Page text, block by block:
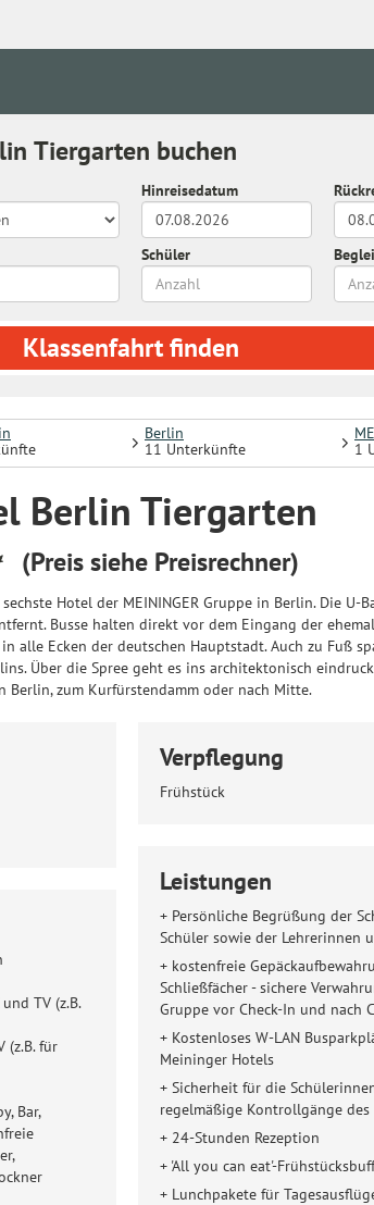
Tiergarten buchen
Hinreisedatum
Schüler
Klassenfahrtfinden
Berlin
11 Unterkünfte
1
Berlin Tiergarten
(Preis siehe Preisrechner)
Hotel der MEININGER Gruppe in Berlin. Die U-
Busse halten direkt vor dem Eingang der
alle Ecken der deutschen Hauptstadt. Auch zu Fuß
Über die Spree geht es ins architektonisch
zum Kurfürstendamm oder nach Mitte.
TV (z.B.
(z.B. für
Bar,
Verpflegung
Frühstück
Leistungen
+ Persönliche Begrüßung der
Schüler sowie der Lehrerinnen
+ kostenfreie
Schließfächer - sichere
Gruppe vor Check-In und nach
+ Kostenloses W-LAN
Meininger Hotels
+ Sicherheit für die
regelmäßige Kontrollgänge des
+ 24-Stunden Rezeption
+ 'All you can eat'-
+ Lunchpakete für